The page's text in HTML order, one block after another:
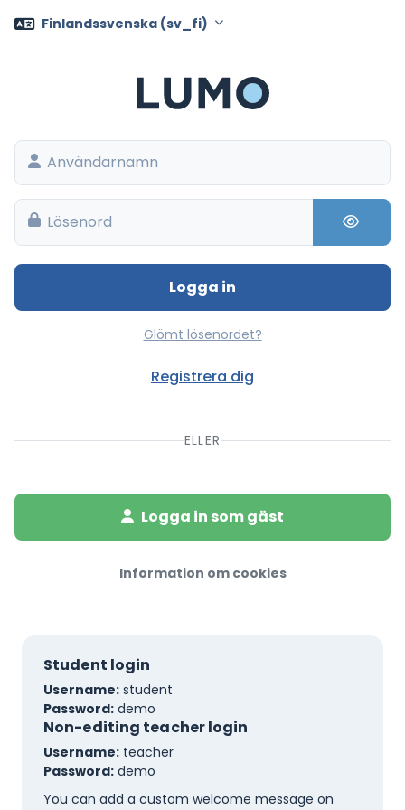
Finlandssvenska ‎(sv_fi)‎
Logga in
Glömt lösenordet?
Registrera dig
ELLER
Logga in som gäst
Information om cookies
Student login
Username: student
Password: demo
Non-editing teacher login
Username: teacher
Password: demo
You can add a custom welcome message on